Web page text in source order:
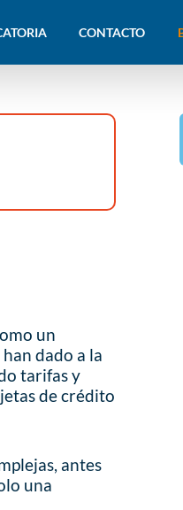
CONTACTO
un
dado a la
tarifas y
de crédito
antes
una